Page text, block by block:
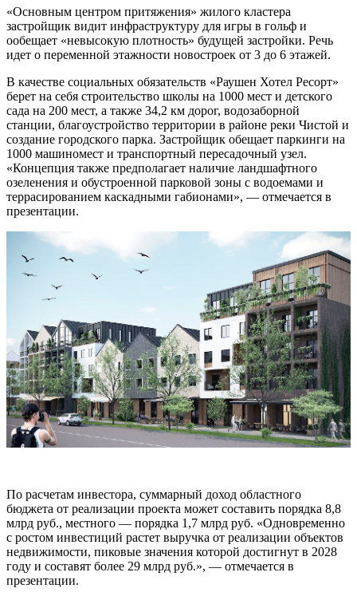
«Основным центром притяжения» жилого кластера
застройщик видит инфраструктуру для игры в гольф и
ообещает «невысокую плотность» будущей застройки. Речь
идет о переменной этажности новостроек от 3 до 6 этажей.
В качестве социальных обязательств «Раушен Хотел Ресорт»
берет на себя строительство школы на 1000 мест и детского
сада на 200 мест, а также 34,2 км дорог, водозаборной
станции, благоустройство территории в районе реки Чистой и
создание городского парка. Застройщик обещает паркинги на
1000 машиномест и транспортный пересадочный узел.
«Концепция также предполагает наличие ландшафтного
озеленения и обустроенной парковой зоны с водоемами и
террасированием каскадными габионами», — отмечается в
презентации.
По расчетам инвестора, суммарный доход областного
бюджета от реализации проекта может составить порядка 8,8
млрд руб., местного — порядка 1,7 млрд руб. «Одновременно
с ростом инвестиций растет выручка от реализации объектов
недвижимости, пиковые значения которой достигнут в 2028
году и составят более 29 млрд руб.», — отмечается в
презентации.